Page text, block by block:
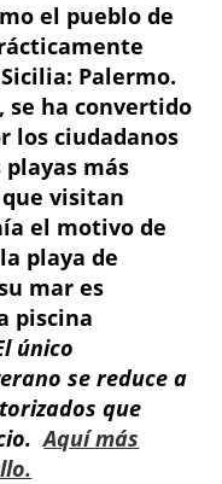
el pueblo de
Palermo.
se ha convertido
los ciudadanos
más
visitan
el motivo de
playa de
mar es
piscina
único
se reduce a
que
Aquí más